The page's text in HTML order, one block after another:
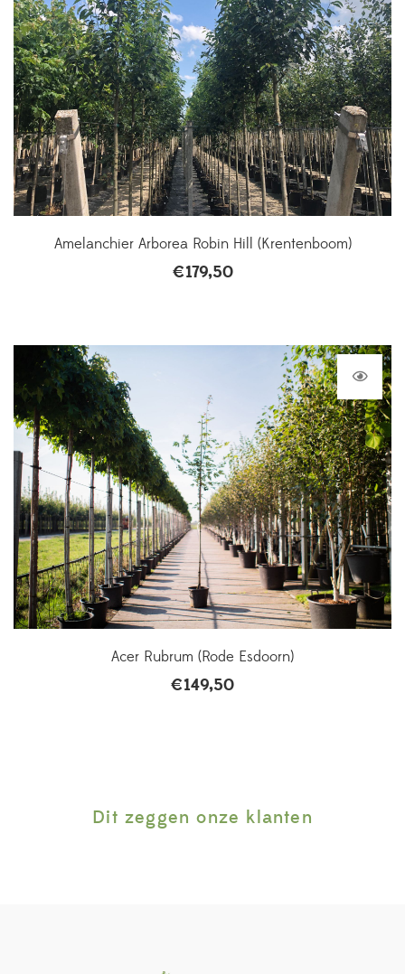
Amelanchier Arborea Robin Hill (Krentenboom)
€179,50
Acer Rubrum (Rode Esdoorn)
€149,50
Dit zeggen onze klanten